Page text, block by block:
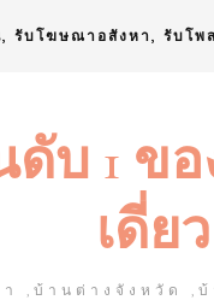
บโฆษณาอสังหา, รับโพ
บ 1 ข
เดี่ย
,บ้านต่างจังหวัด